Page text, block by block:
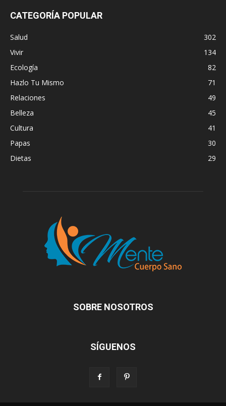
CATEGORÍA POPULAR
Salud
302
Vivir
134
Ecología
82
Hazlo Tu Mismo
71
Relaciones
49
Belleza
45
Cultura
41
Papas
30
Dietas
29
SOBRE NOSOTROS
SÍGUENOS